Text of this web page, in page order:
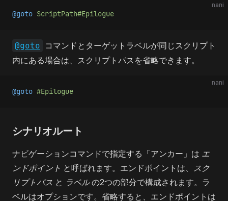
nani
@goto ScriptPath#Epilogue
@goto コマンドとターゲットラベルが同じスクリプト
内にある場合は、スクリプトパスを省略できます。
nani
@goto #Epilogue
シナリオルート
ナビゲーションコマンドで指定する「アンカー」は エ
ンドポイント と呼ばれます。エンドポイントは、
スク
リプトパス と ラベルの2つの部分で構成されます。ラ
ベルはオプションです。省略すると、エンドポイントは